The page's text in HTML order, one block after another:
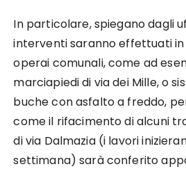
In particolare, spiegano dagli
interventi saranno effettuati
operai comunali, come ad
marciapiedi di via dei Mille, o
buche con asfalto a freddo,
come il rifacimento di alcuni
di via Dalmazia (i lavori
settimana) sarà conferito